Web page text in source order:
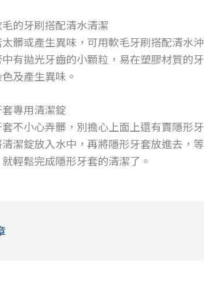
的牙刷搭配清水清潔
髒或產生異味，可用軟毛牙刷搭配清水
有拋光牙齒的小顆粒，易在塑膠材質的
及產生異味。
專用清潔錠
不小心弄髒，別擔心上面上還有賣隱形
潔錠放入水中，再將隱形牙套放進去，
輕鬆完成隱形牙套的清潔了。